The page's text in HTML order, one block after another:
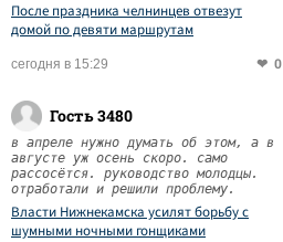
После праздника челнинцев отвезут
домой по девяти маршрутам
сегодня в 15:29 0
Гость 3480
в апреле нужно думать об этом, а в
августе уж осень скоро. само
рассосётся. руководство молодцы.
отработали и решили проблему.
Власти Нижнекамска усилят борьбу с
шумными ночными гонщиками